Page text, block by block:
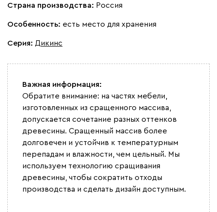
Страна производства: Россия
Особенность: есть место для хранения
Серия: Дикинс
Важная информация:
Обратите внимание: на частях мебели,
изготовленных из сращенного массива,
допускается сочетание разных оттенков
древесины. Сращенный массив более
долговечен и устойчив к температурным
перепадам и влажности, чем цельный. Мы
используем технологию сращивания
древесины, чтобы сократить отходы
производства и сделать дизайн доступным.